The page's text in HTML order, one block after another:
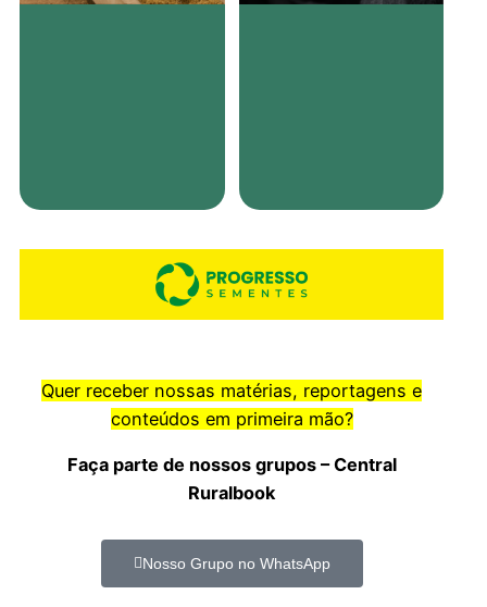
Quer receber nossas matérias, reportagens e
conteúdos em primeira mão?
Faça parte de nossos grupos – Central
Ruralbook
Nosso Grupo no WhatsApp